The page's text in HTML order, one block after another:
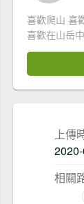
喜歡爬山 喜
喜歡在山岳
上傳
相關